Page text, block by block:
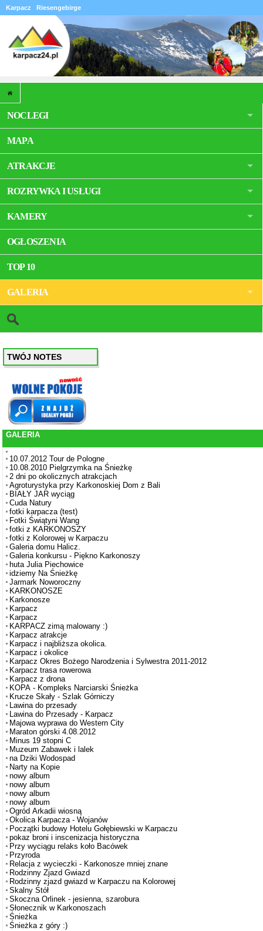
Karpacz Riesengebirge
NOCLEGI
MAPA
ATRAKCJE
ROZRYWKA I USŁUGI
KAMERY
OGŁOSZENIA
TOP 10
GALERIA
TWÓJ NOTES
GALERIA
10.07.2012 Tour de Pologne
10.08.2010 Pielgrzymka na Śnieżkę
2 dni po okolicznych atrakcjach
Agroturystyka przy Karkonoskiej Dom z Bali
BIAŁY JAR wyciąg
Cuda Natury
fotki karpacza (test)
Fotki Świątyni Wang
fotki z KARKONOSZY
fotki z Kolorowej w Karpaczu
Galeria domu Halicz.
Galeria konkursu - Piękno Karkonoszy
huta Julia Piechowice
idziemy Na Śnieżkę
Jarmark Noworoczny
KARKONOSZE
Karkonosze
Karpacz
Karpacz
KARPACZ zimą malowany :)
Karpacz atrakcje
Karpacz i najbliższa okolica.
Karpacz i okolice
Karpacz Okres Bożego Narodzenia i Sylwestra 2011-2012
Karpacz trasa rowerowa
Karpacz z drona
KOPA - Kompleks Narciarski Śnieżka
Krucze Skały - Szlak Górniczy
Lawina do przesady
Lawina do Przesady - Karpacz
Majowa wyprawa do Western City
Maraton górski 4.08.2012
Minus 19 stopni C
Muzeum Zabawek i lalek
na Dziki Wodospad
Narty na Kopie
nowy album
nowy album
nowy album
nowy album
Ogród Arkadii wiosną
Okolica Karpacza - Wojanów
Początki budowy Hotelu Gołębiewski w Karpaczu
pokaz broni i inscenizacja historyczna
Przy wyciągu relaks koło Bacówek
Przyroda
Relacja z wycieczki - Karkonosze mniej znane
Rodzinny Zjazd Gwiazd
Rodzinny zjazd gwiazd w Karpaczu na Kolorowej
Skalny Stół
Skoczna Orlinek - jesienna, szarobura
Słonecznik w Karkonoszach
Śnieżka
Śnieżka z góry :)